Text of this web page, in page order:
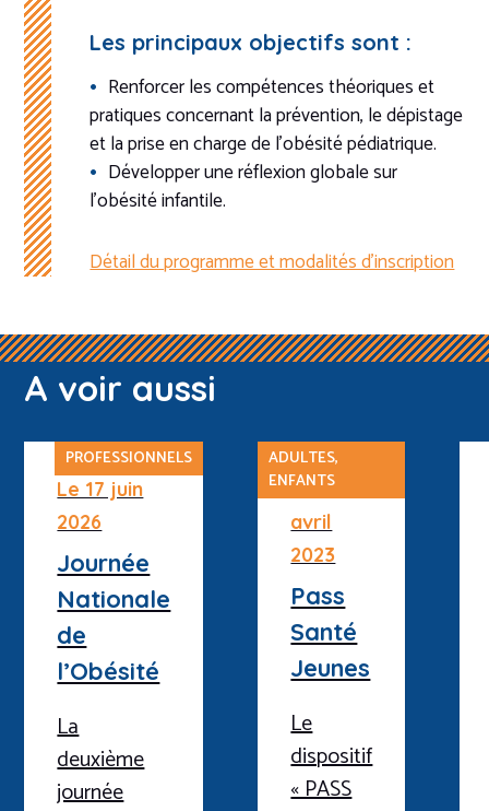
Les principaux objectifs sont :
Renforcer les compétences théoriques et
pratiques concernant la prévention, le dépistage
et la prise en charge de l’obésité pédiatrique.
Développer une réflexion globale sur
l’obésité infantile.
Détail du programme et modalités d’inscription
A voir aussi
PROFESSIONNELS
Le 17 juin
2026
Journée
Nationale
de
l’Obésité
La
deuxième
journée
ADULTES,
ENFANTS
Le 6
avril
2023
Pass
Santé
Jeunes
Le
dispositif
« PASS